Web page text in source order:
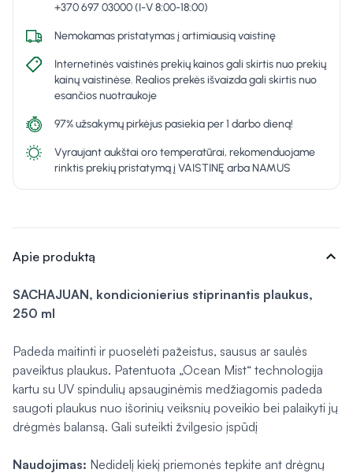
+370 697 03000 (I-V 8:00-18:00)
Nemokamas pristatymas į artimiausią vaistinę
Internetinės vaistinės prekių kainos gali skirtis nuo prekių
kainų vaistinėse. Realios prekės išvaizda gali skirtis nuo
esančios nuotraukoje
97% užsakymų pirkėjus pasiekia per 1 darbo dieną!
Vyraujant aukštai oro temperatūrai, rekomenduojame
rinktis prekių pristatymą į VAISTINĘ arba NAMUS
Apie produktą expand_more
SACHAJUAN, kondicionierius stiprinantis plaukus,
250 ml
Padeda maitinti ir puoselėti pažeistus, sausus ar saulės
paveiktus plaukus. Patentuota „Ocean Mist“ technologija
kartu su UV spindulių apsauginėmis medžiagomis padeda
saugoti plaukus nuo išorinių veiksnių poveikio bei palaikyti jų
drėgmės balansą. Gali suteikti žvilgesio įspūdį
Naudojimas: Nedidelį kiekį priemonės tepkite ant drėgnų